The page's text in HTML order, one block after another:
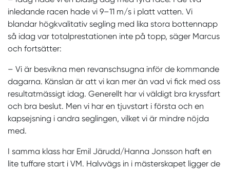
inledande racen hade vi 9–11 m/s i platt vatten. Vi
blandar högkvalitativ segling med lika stora bottennapp
så idag var totalprestationen inte på topp, säger Marcus
och fortsätter:
– Vi är besvikna men revanschsugna inför de kommande
dagarna. Känslan är att vi kan mer än vad vi fick med oss
resultatmässigt idag. Generellt har vi väldigt bra kryssfart
och bra beslut. Men vi har en tjuvstart i första och en
kapsejsning i andra seglingen, vilket vi är mindre nöjda
med.
I samma klass har Emil Järudd/Hanna Jonsson haft en
lite tuffare start i VM. Halvvägs in i mästerskapet ligger de